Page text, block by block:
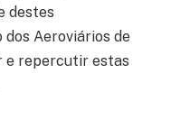
destes
Aeroviários de
e repercutir estas